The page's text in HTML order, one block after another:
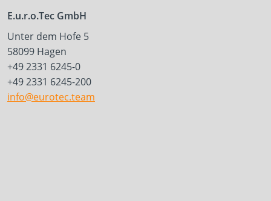
E.u.r.o.Tec GmbH
Unter dem Hofe 5
58099 Hagen
+49 2331 6245-0
+49 2331 6245-200
info@eurotec.team